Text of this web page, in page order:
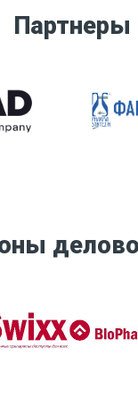
Партнеры